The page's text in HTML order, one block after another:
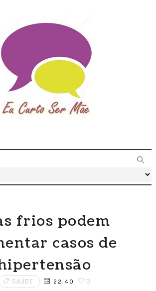
frios podem
casos de
SAÚDE 22:40 0